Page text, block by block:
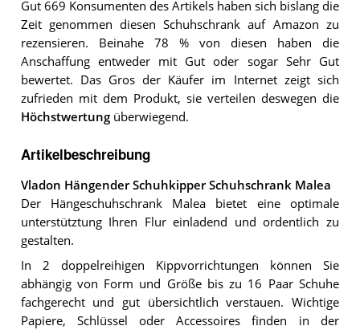
Gut 669 Konsumenten des Artikels haben sich bislang die
Zeit genommen diesen Schuhschrank auf Amazon zu
rezensieren. Beinahe 78 % von diesen haben die
Anschaffung entweder mit Gut oder sogar Sehr Gut
bewertet. Das Gros der Käufer im Internet zeigt sich
zufrieden mit dem Produkt, sie verteilen deswegen die
Höchstwertungüberwiegend.
Artikelbeschreibung
Vladon Hängender Schuhkipper Schuhschrank Malea
Der Hängeschuhschrank Malea bietet eine optimale
unterstütztung Ihren Flur einladend und ordentlich zu
gestalten.
In 2 doppelreihigen Kippvorrichtungen können Sie
abhängig von Form und Größe bis zu 16 Paar Schuhe
fachgerecht und gut übersichtlich verstauen. Wichtige
Papiere, Schlüssel oder Accessoires finden in der